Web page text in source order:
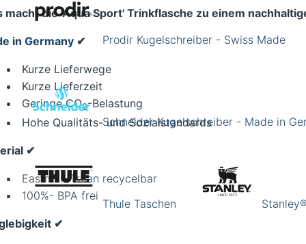
Prodir Kugelschreiber - Swiss Made
Schneider Kugelschreiber - Made in
Thule Taschen
macht die 'Aqua Sport' Trinkflasche zu einem
in Germany ✔︎
Kurze Lieferwege
Kurze Lieferzeit
Geringe CO2-Belastung
Hohe Qualitäts- und Sozialstandards
✔︎
EastmanTritan recycelbar
100%- BPA frei
✔︎